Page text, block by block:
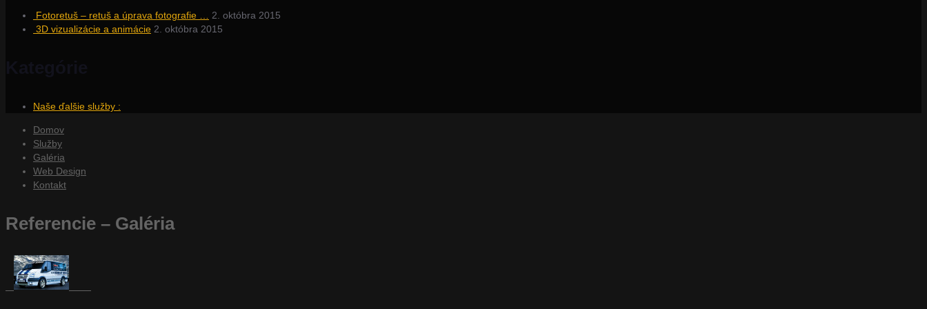
Fotoretuš – retuš a úprava fotografie …
2. októbra 2015
3D vizualizácie a animácie 2. októbra 2015
Naše ďalšie služby :
Domov
Služby
Galéria
Web Design
Kontakt
Referencie – Galéria